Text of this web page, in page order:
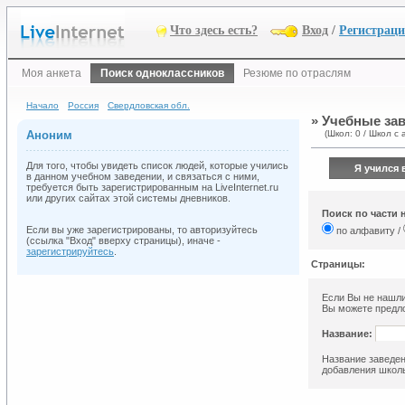
Что здесь есть? Вход /
Моя анкета Поиск одноклассников Резюме по отраслям
Начало Россия Свердловская обл.
Аноним
Для того, чтобы увидеть список людей, которые учились
в данном учебном заведении, и связаться с ними,
требуется быть зарегистрированным на LiveInternet.ru
или других сайтах этой системы дневников.
Если вы уже зарегистрированы, то авторизуйтесь
(ссылка "Вход" вверху страницы), иначе -
зарегистрируйтесь
» Учебные
(Школ: 0 / Школ с
Я учился
Поиск по части
по алфавиту /
Страницы:
Если Вы не нашли
Вы можете
Название:
Название
добавления